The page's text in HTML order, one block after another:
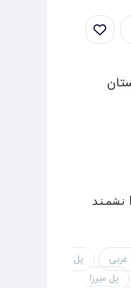
غربی
پل
پل میرزا